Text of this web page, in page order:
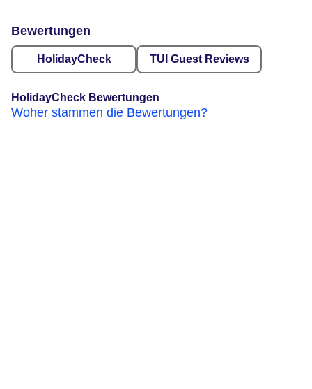
Bewertungen
HolidayCheck TUI Guest Reviews
HolidayCheck Bewertungen
Woher stammen die Bewertungen?